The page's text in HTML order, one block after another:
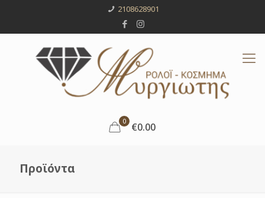
2108628901
0 €0.00
Προϊόντα